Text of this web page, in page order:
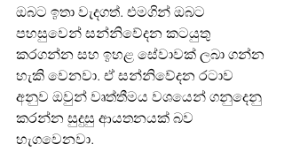
ඔබට ඉතා වැදගත්. එමගින් ඔබට
පහසුවෙන් සන්නිවේදන කටයුතු
කරගන්න සහ ඉහළ සේවාවක් ලබා ගන්න
හැකි වෙනවා. ඒ සන්නිවේදන රටාව
අනුව ඔවුන් වෘත්තීමය වශයෙන් ගනුදෙනු
කරන්න සුදුසු ආයතනයක් බව
හැගවෙනවා.